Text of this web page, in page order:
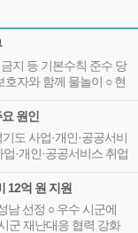
지 등 기본수칙 준수 당
자와 함께 물놀이 ○ 현
원인
도 사업·개인·공공서비
·개인·공공서비스 취업
증가세 둔화
12억 원 지원
남 선정 ○ 우수 시군에
군 재난대응 협력 강화